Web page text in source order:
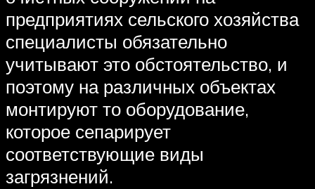
предприятиях сельского хозяйства
специалисты обязательно
учитывают это обстоятельство, и
поэтому на различных объектах
монтируют то оборудование,
которое сепарирует
соответствующие виды
загрязнений.